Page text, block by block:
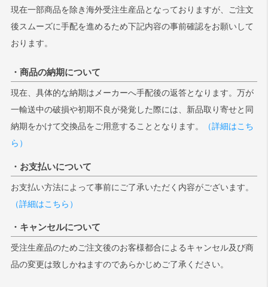
現在一部商品を除き海外受注生産品となっておりますが、ご注文
後スムーズに手配を進めるため下記内容の事前確認をお願いして
おります。
・商品の納期について
現在、具体的な納期はメーカーへ手配後の返答となります。万が
一輸送中の破損や初期不良が発覚した際には、新品取り寄せと同
納期をかけて交換品をご用意することとなります。
（詳細はこち
ら）
・お支払いについて
お支払い方法によって事前にご了承いただく内容がございます。
（詳細はこちら）
・キャンセルについて
受注生産品のためご注文後のお客様都合によるキャンセル及び商
品の変更は致しかねますのであらかじめご了承ください。